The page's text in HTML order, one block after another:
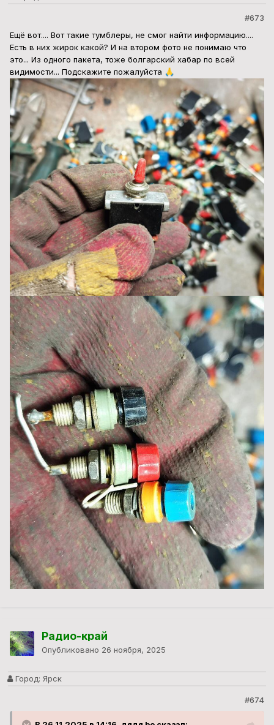
#673
Ещё вот.... Вот такие тумблеры, не смог найти информацию....
Есть в них жирок какой? И на втором фото не понимаю что
это... Из одного пакета, тоже болгарский хабар по всей
видимости... Подскажите пожалуйста 🙏
Радио-край
Опубликовано 26 ноября, 2025
Город: Ярск
#674